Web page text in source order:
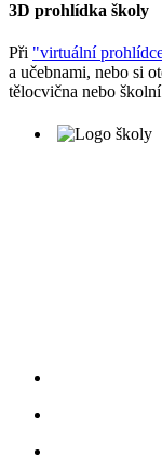
3D prohlídka školy
Při "virtuální
a učebnami, nebo si
tělocvična nebo